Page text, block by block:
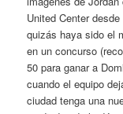
United Center
quizás haya sido el
en un concurso
50 para ganar a
cuando el equipo
ciudad tenga una